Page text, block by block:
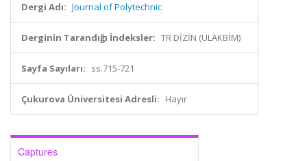
Dergi Adı: Journal of Polytechnic
Derginin Tarandığı İndeksler: TR DİZİN (ULAKBİM)
Sayfa Sayıları: ss.715-721
Çukurova Üniversitesi Adresli: Hayır
Captures